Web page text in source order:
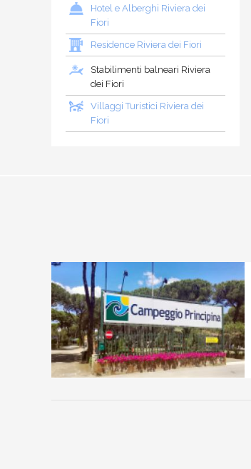
Hotel e Alberghi Riviera dei
Fiori
Residence Riviera dei Fiori
Stabilimenti balneari Riviera
dei Fiori
Villaggi Turistici Riviera dei
Fiori